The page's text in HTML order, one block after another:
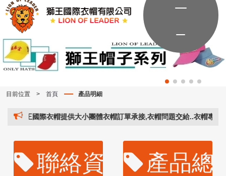
目前位置 > 首頁 產品明細
獅王國際衣帽提供大小團體衣帽訂單承接,衣帽問題交給..衣帽專家..
聯絡資訊 產品總